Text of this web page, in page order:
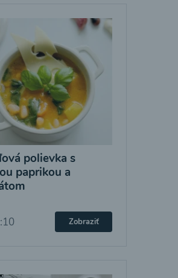
polievka s
paprikou a
Zobraziť